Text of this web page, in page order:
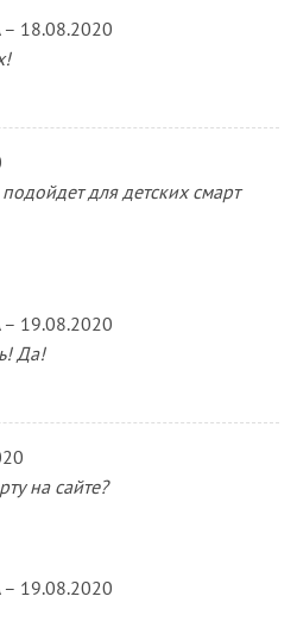
– 18.08.2020
для детских смарт
– 19.08.2020
Да!
на сайте?
– 19.08.2020